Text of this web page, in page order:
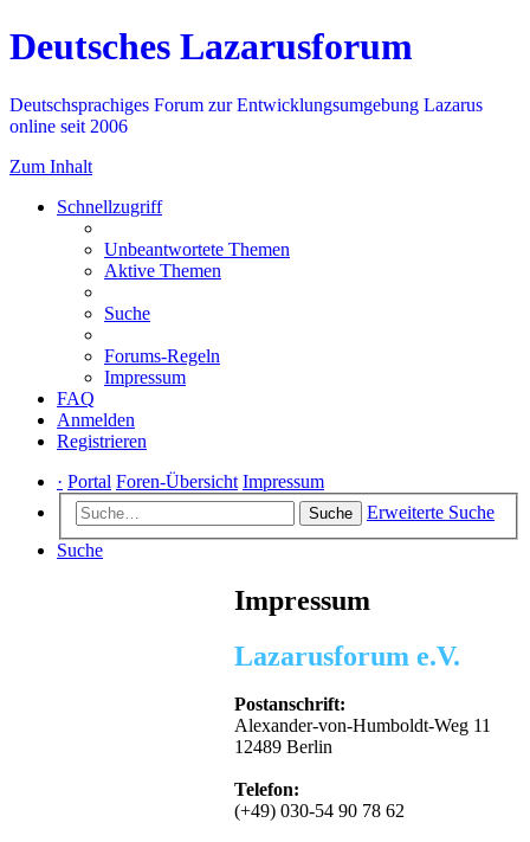
Deutsches Lazarusforum
Deutschsprachiges Forum zur Entwicklungsumgebung Lazarus
online seit 2006
Zum Inhalt
Schnellzugriff
Unbeantwortete Themen
Aktive Themen
Suche
Forums-Regeln
Impressum
FAQ
Anmelden
Registrieren
· Portal Foren-Übersicht Impressum
Suche
Erweiterte Suche
Suche
Impressum
Lazarusforum e.V.
Postanschrift:
Alexander-von-Humboldt-Weg 11
12489 Berlin
Telefon:
(+49) 030-54 90 78 62